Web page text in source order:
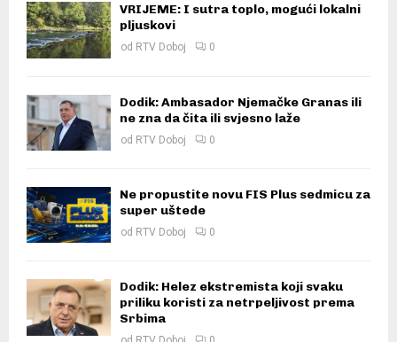
VRIJEME: I sutra toplo, mogući lokalni
pljuskovi
od RTV Doboj 0
Dodik: Ambasador Njemačke Granas ili
ne zna da čita ili svjesno laže
od RTV Doboj 0
Ne propustite novu FIS Plus sedmicu za
super uštede
od RTV Doboj 0
Dodik: Helez ekstremista koji svaku
priliku koristi za netrpeljivost prema
Srbima